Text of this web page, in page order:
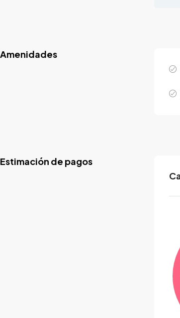
Amenidades
Estimación de pagos